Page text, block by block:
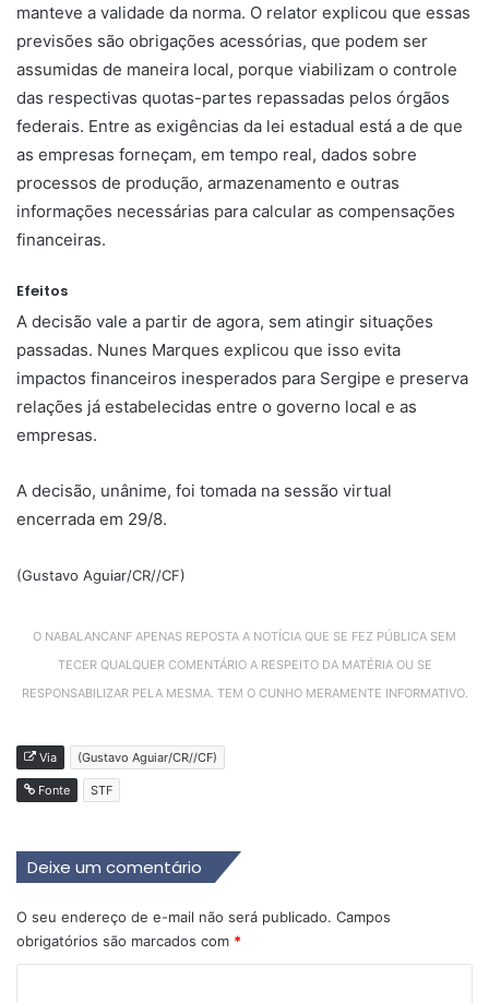
manteve a validade da norma. O relator explicou que essas
previsões são obrigações acessórias, que podem ser
assumidas de maneira local, porque viabilizam o controle
das respectivas quotas-partes repassadas pelos órgãos
federais. Entre as exigências da lei estadual está a de que
as empresas forneçam, em tempo real, dados sobre
processos de produção, armazenamento e outras
informações necessárias para calcular as compensações
financeiras.
Efeitos
A decisão vale a partir de agora, sem atingir situações
passadas. Nunes Marques explicou que isso evita
impactos financeiros inesperados para Sergipe e preserva
relações já estabelecidas entre o governo local e as
empresas.
A decisão, unânime, foi tomada na sessão virtual
encerrada em 29/8.
(Gustavo Aguiar/CR//CF)
O NABALANCANF APENAS REPOSTA A NOTÍCIA QUE SE FEZ PÚBLICA SEM
TECER QUALQUER COMENTÁRIO A RESPEITO DA MATÉRIA OU SE
RESPONSABILIZAR PELA MESMA. TEM O CUNHO MERAMENTE INFORMATIVO.
Via (Gustavo Aguiar/CR//CF)
Fonte STF
Deixe um comentário
O seu endereço de e-mail não será publicado. Campos
obrigatórios são marcados com *